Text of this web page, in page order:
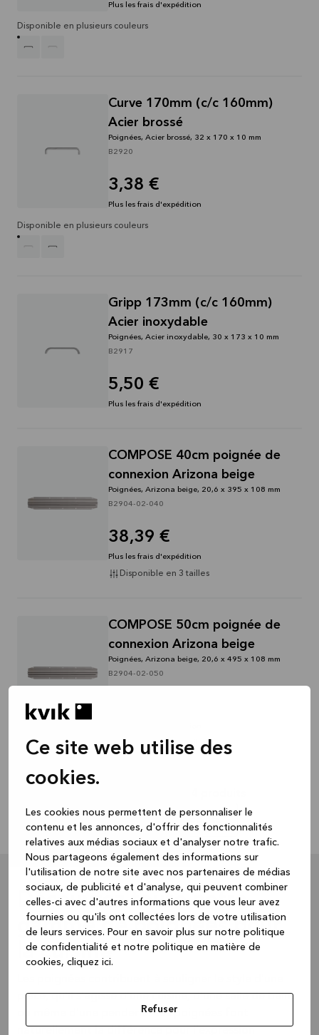
Ce site web utilise des
cookies.
Les cookies nous permettent de personnaliser le
contenu et les annonces, d'offrir des fonctionnalités
relatives aux médias sociaux et d'analyser notre trafic.
Nous partageons également des informations sur
l'utilisation de notre site avec nos partenaires de médias
sociaux, de publicité et d'analyse, qui peuvent combiner
celles-ci avec d'autres informations que vous leur avez
fournies ou qu'ils ont collectées lors de votre utilisation
de leurs services. Pour en savoir plus sur notre politique
de confidentialité et notre politique en matière de
cookies, cliquez ici.
Refuser
Plus les frais d'expédition
Disponible en plusieurs couleurs
Curve 170mm (c/c 160mm)
Acier brossé
Poignées, Acier brossé, 32 x 170 x 10 mm
B2920
3,38 €
Plus les frais d'expédition
Disponible en plusieurs couleurs
Gripp 173mm (c/c 160mm)
Acier inoxydable
Poignées, Acier inoxydable, 30 x 173 x 10 mm
B2917
5,50 €
Plus les frais d'expédition
COMPOSE 40cm poignée de
connexion Arizona beige
Poignées, Arizona beige, 20,6 x 395 x 108 mm
B2904-02-040
38,39 €
Plus les frais d'expédition
Disponible en 3 tailles
COMPOSE 50cm poignée de
connexion Arizona beige
Poignées, Arizona beige, 20,6 x 495 x 108 mm
B2904-02-050
Disponible en 3 tailles
Charger plus de produits
Découvrez toute notre
gamme de poignées pour
la cuisine
pièce, qu'il s'agisse d'une cuisine, d'une salle de bains
ou même d'une penderie. Les poignées font